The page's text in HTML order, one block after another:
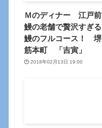
Ｍのディナー 江戸前
鰻の老舗で贅沢すぎる
鰻のフルコース！ 堺
筋本町 「吉寅」
2018年02月13日 19:00